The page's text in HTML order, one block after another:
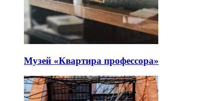
Музей «Квартира профессора»